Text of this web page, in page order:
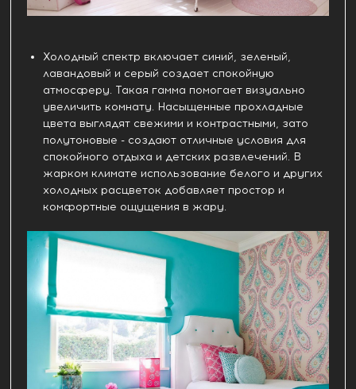
Холодный спектр включает синий, зеленый,
лавандовый и серый создает спокойную
атмосферу. Такая гамма помогает визуально
увеличить комнату. Насыщенные прохладные
цвета выглядят свежими и контрастными, зато
полутоновые - создают отличные условия для
спокойного отдыха и детских развлечений. В
жарком климате использование белого и других
холодных расцветок добавляет простор и
комфортные ощущения в жару.